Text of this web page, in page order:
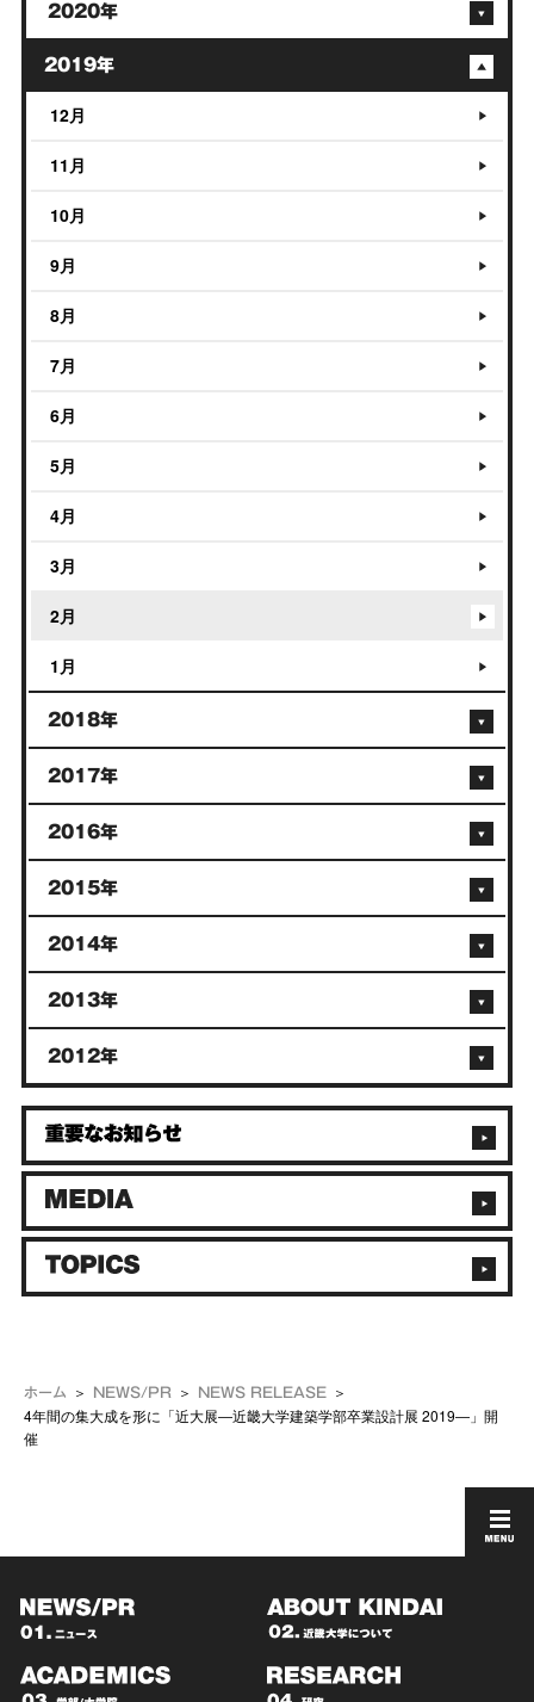
ホーム NEWS/PR NEWS RELEASE
4年間の集大成を形に「近大展―近畿大学建築学部卒業設計展 2019―」開
催
2020年
2019年
12月
11月
10月
9月
8月
7月
6月
5月
4月
3月
2月
1月
2018年
2017年
2016年
2015年
2014年
2013年
2012年